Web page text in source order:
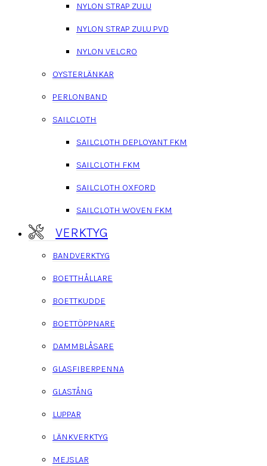
NYLON STRAP ZULU
NYLON STRAP ZULU PVD
NYLON VELCRO
OYSTERLÄNKAR
PERLONBAND
SAILCLOTH
SAILCLOTH DEPLOYANT FKM
SAILCLOTH FKM
SAILCLOTH OXFORD
SAILCLOTH WOVEN FKM
VERKTYG
BANDVERKTYG
BOETTHÅLLARE
BOETTKUDDE
BOETTÖPPNARE
DAMMBLÅSARE
GLASFIBERPENNA
GLASTÅNG
LUPPAR
LÄNKVERKTYG
MEJSLAR